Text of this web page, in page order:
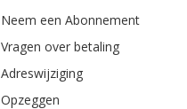
Neem een Abonnement
Vragen over betaling
Adreswijziging
Opzeggen